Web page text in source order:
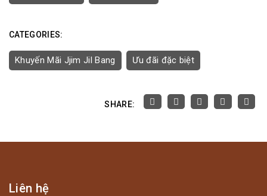
CATEGORIES:
Khuyến Mãi Jjim Jil Bang Ưu đãi đặc biệt
SHARE:
Liên hệ